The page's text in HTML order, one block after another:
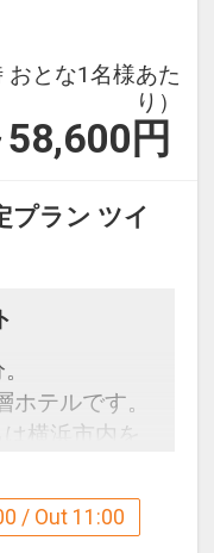
おとな1名様あた
り）
円
プラン ツイ
テルです。
横浜市内を
し、横浜ア
/ Out 11:00